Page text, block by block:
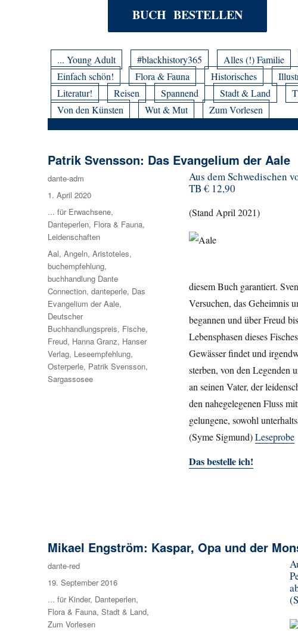
BUCH BESTELLEN
... Young Adult #blackhistory365 Alles (!) Familie
Einfach schön!
Flora & Fauna Historisches
Literatur!
Reisen Spannend Stadt & Land
Von den Künsten
Wut & Mut Zum Vorlesen
Patrik Svensson: Das Evangelium der Aale
Aus dem Schwedischen
TB € 12,90
(Stand April 2021)
diesem Buch garantiert.
Versuchen, das Geheimnis
begannen und über Freud
Lebensphasen dieses
Gewässer findet und
sterben, von den Legenden
an seinen Vater, der
den nahegelegenen Fluss
gelungene, sowohl
(Syme Sigmund)Leseprobe
Das bestelle ich!
Autor
dante-adm
Veröffentlicht
am
1. April 2020
Kategorien
... für Erwachsene,
Danteperlen, Flora & Fauna,
Leidenschaften
Schlagwörter
Aal,Angeln,Aristoteles,
buchempfehlung,
buchhandlung Dante
Connection,danteperle, Das
Evangelium der Aale,
Deutscher
Buchhandlungspreis, Fische,
Freud, Hanna Granz, Hanser
Verlag, Leseempfehlung,
Osterperle, Patrik Svensson,
Sargassosee
Mikael Engström: Kaspar, Opa und der
Autor
dante-red
Veröffentlicht
am
19. September 2016
Kategorien
... für Kinder, Danteperlen,
Flora & Fauna,Stadt & Land,
Zum Vorlesen